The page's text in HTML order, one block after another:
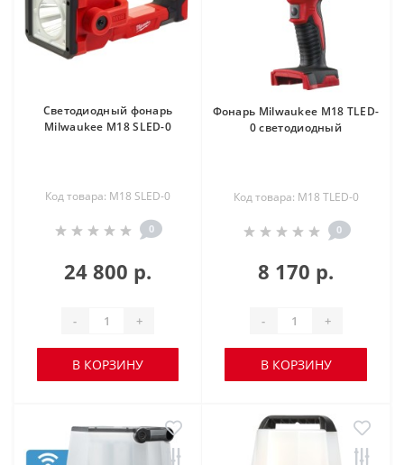
Светодиодный фонарь
Milwaukee M18 SLED-0
Код товара: M18 SLED-0
0
24 800 р.
- +
В КОРЗИНУ
Фонарь Milwaukee M18 TLED-
0 светодиодный
Код товара: M18 TLED-0
0
8 170 р.
- +
В КОРЗИНУ